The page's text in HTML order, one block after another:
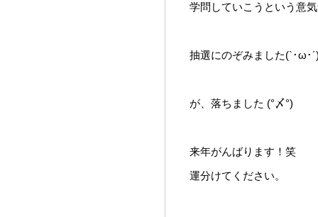
学問していこうという意
抽選にのぞみました(`･ω･
が、落ちました (°〆°)
来年がんばります！笑
運分けてください。